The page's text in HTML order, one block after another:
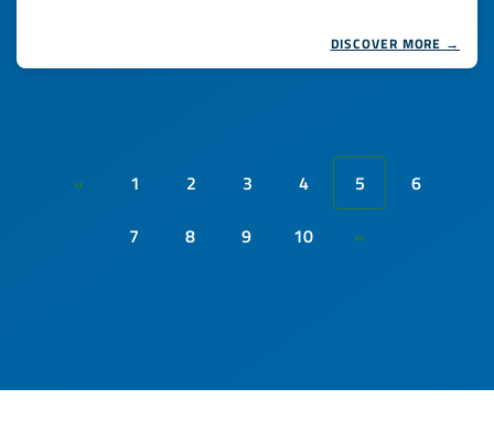
DISCOVER MORE →
« 1 2 3 4 5
6
7
8 9 10 »